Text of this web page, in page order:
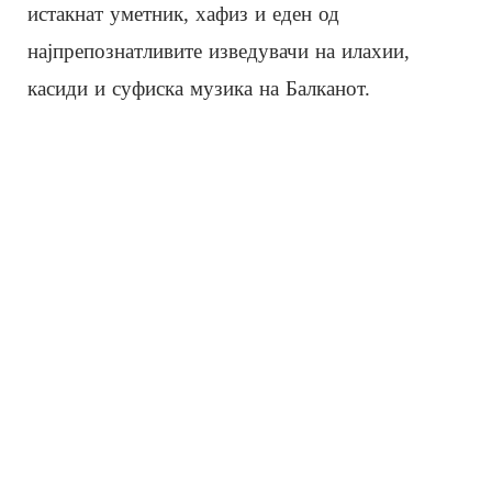
истакнат уметник, хафиз и еден од
најпрепознатливите изведувачи на илахии,
касиди и суфиска музика на Балканот.